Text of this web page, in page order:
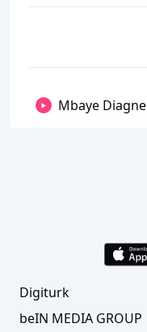
Mbaye Diagne
Digiturk
beIN MEDIA GROUP